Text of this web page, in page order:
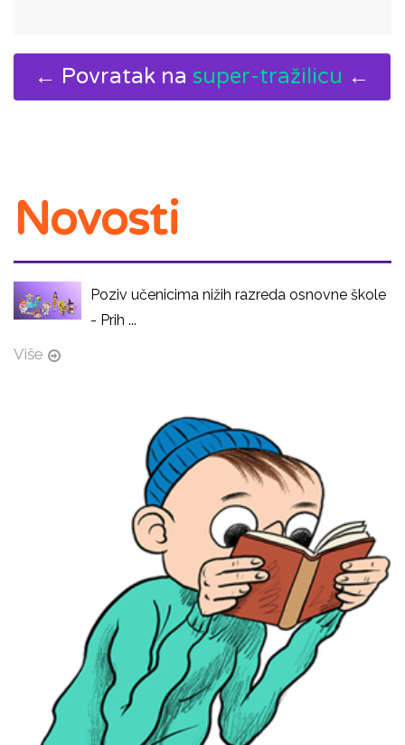
← Povratak na super-tražilicu ←
Novosti
Poziv učenicima nižih razreda osnovne škole
- Prih ...
Više